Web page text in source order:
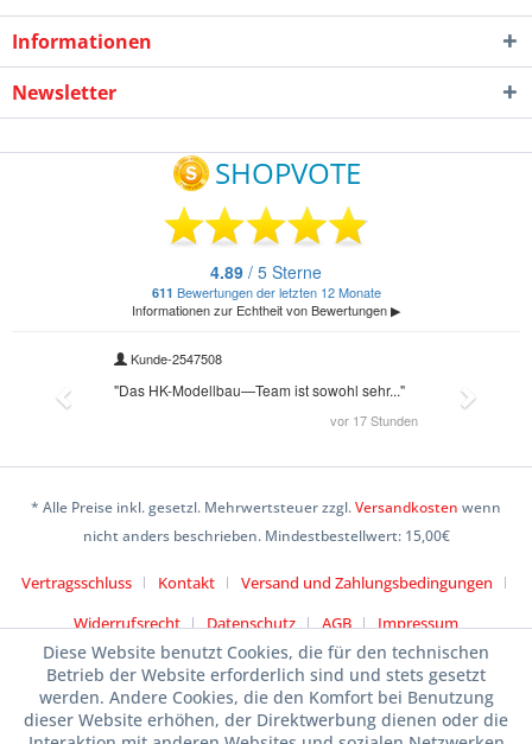
Informationen
Newsletter
* Alle Preise inkl. gesetzl. Mehrwertsteuer zzgl.Versandkosten wenn
nicht anders beschrieben. Mindestbestellwert: 15,00€
Vertragsschluss Kontakt
Versand und Zahlungsbedingungen
Widerrufsrecht
Datenschutz AGB Impressum
Diese Website benutzt Cookies, die für den technischen
Betrieb der Website erforderlich sind und stets gesetzt
werden. Andere Cookies, die den Komfort bei Benutzung
dieser Website erhöhen, der Direktwerbung dienen oder die